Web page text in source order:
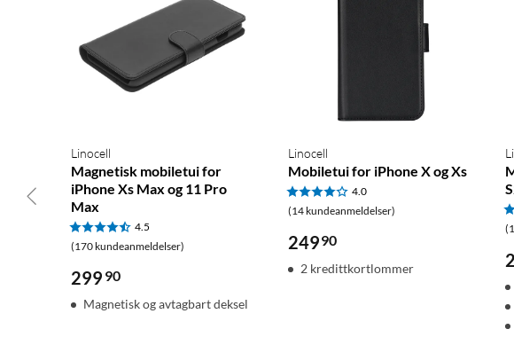
Linocell
Magnetisk mobiletui for
iPhone Xs Max og 11 Pro
Max
4.5
(170 kundeanmeldelser)
299 90
Magnetisk og avtagbart deksel
Linocell
Mobiletui for iPhone X og Xs
4.0
(14 kundeanmeldelser)
24990
2 kredittkortlommer